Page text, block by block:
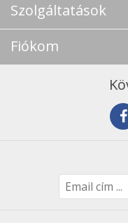
Szolgáltatások
Fiókom